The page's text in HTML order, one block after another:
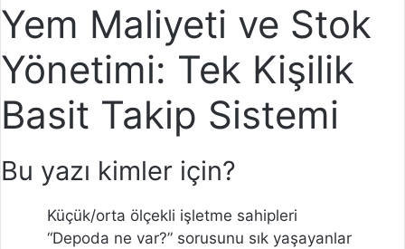
Yem Maliyeti ve Stok
Yönetimi: Tek Kişilik
Basit Takip Sistemi
Bu yazı kimler için?
Küçük/orta ölçekli işletme sahipleri
“Depoda ne var?” sorusunu sık yaşayanlar